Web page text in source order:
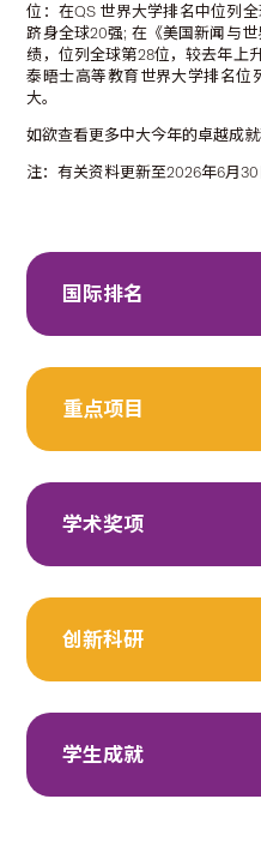
位：在QS 世界大学排名中位列
跻身全球20强; 在《美国新闻与
绩，位列全球第28位，较去年上
泰晤士高等教育世界大学排名位
大。
如欲查看更多中大今年的卓越成
注：有关资料更新至2026年6月30
国际排名
重点项目
学术奖项
创新科研
学生成就